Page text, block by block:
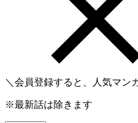
＼会員登録すると、人気マン
※最新話は除きます